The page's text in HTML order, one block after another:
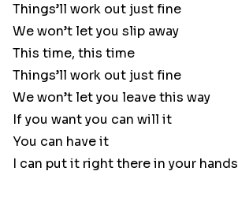
Things’ll work out just fine
We won’t let you slip away
This time, this time
Things’ll work out just fine
We won’t let you leave this way
If you want you can will it
You can have it
I can put it right there in your hands